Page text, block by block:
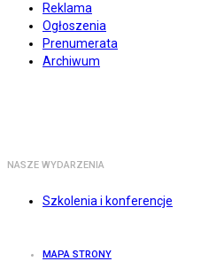
Reklama
Ogłoszenia
Prenumerata
Archiwum
NASZE WYDARZENIA
Szkolenia i konferencje
MAPA STRONY